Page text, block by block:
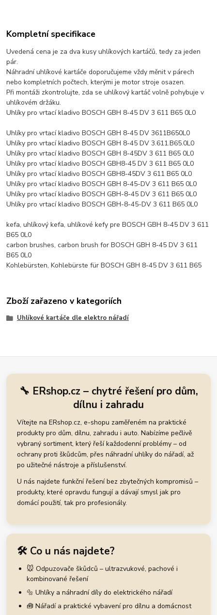
Kompletní specifikace
Uvedená cena je za dva kusy uhlíkových kartáčů, tedy za jeden
pár.
Náhradní uhlíkové kartáče doporučujeme vždy měnit v párech
nebo kompletních počtech, kterými je motor stroje osazen.
Při montáži zkontrolujte, zda se uhlíkový kartáč volně pohybuje v
uhlíkovém držáku.
Uhlíky pro vrtací kladivo BOSCH GBH 8-45 DV 3 611 B65 0L0
Uhlíky pro vrtací kladivo BOSCH GBH 8-45 DV 3611B650L0
Uhlíky pro vrtací kladivo BOSCH GBH 8-45 DV 3.611.B65.0L0
Uhlíky pro vrtací kladivo BOSCH GBH 8-45DV 3 611 B65 0L0
Uhlíky pro vrtací kladivo BOSCH GBH8-45 DV 3 611 B65 0L0
Uhlíky pro vrtací kladivo BOSCH GBH8-45DV 3 611 B65 0L0
Uhlíky pro vrtací kladivo BOSCH GBH 8-45-DV 3 611 B65 0L0
Uhlíky pro vrtací kladivo BOSCH GBH-8-45 DV 3 611 B65 0L0
Uhlíky pro vrtací kladivo BOSCH GBH-8-45-DV 3 611 B65 0L0
kefa, uhlíkový kefa, uhlíkové kefy pre BOSCH GBH 8-45 DV 3 611
B65 0L0
carbon brushes, carbon brush for BOSCH GBH 8-45 DV 3 611
B65 0L0
Kohlebürsten, Kohlebürste für BOSCH GBH 8-45 DV 3 611 B65
Zboží zařazeno v kategoriích
Uhlíkové kartáče dle elektro nářadí
🔧 ERshop.cz – chytré řešení pro dům,
dílnu i zahradu
Vítejte na ERshop.cz, e-shopu zaměřeném na praktické
produkty pro dům, dílnu, zahradu i auto. Nabízíme pečlivě
vybraný sortiment, který řeší každodenní problémy – od
ochrany proti škůdcům, přes náhradní uhlíky do nářadí, až
po užitečné nástroje a příslušenství.
U nás najdete funkční řešení bez zbytečných kompromisů –
produkty, které opravdu fungují a dávají smysl jak pro
domácí použití, tak pro profesionály.
🛠️ Co u nás najdete?
🐭 Odpuzovače škůdců – ultrazvukové, pachové i
kombinované řešení
🔩 Uhlíky a náhradní díly do elektrického nářadí
🧰 Nářadí a praktické vybavení pro dílnu a domácnost